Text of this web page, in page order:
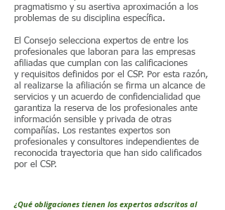
pragmatismo y su asertiva aproximación a los
problemas de su disciplina específica.
El Consejo selecciona expertos de entre los
profesionales que laboran para las empresas
afiliadas que cumplan con las calificaciones
y requisitos definidos por el CSP. Por esta razón,
al realizarse la afiliación se firma un alcance de
servicios y un acuerdo de confidencialidad que
garantiza la reserva de los profesionales ante
información sensible y privada de otras
compañías. Los restantes expertos son
profesionales y consultores independientes de
reconocida trayectoria que han sido calificados
por el CSP.
¿Qué obligaciones tienen los expertos adscritos al